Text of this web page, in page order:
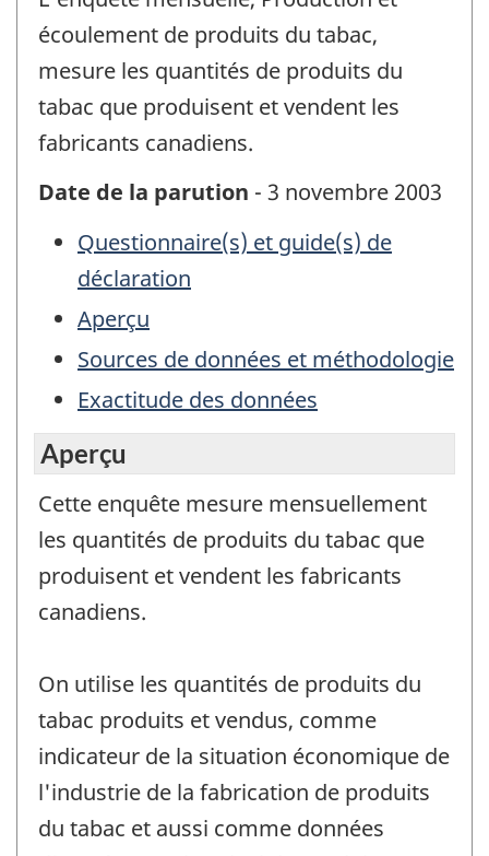
écoulement de produits du tabac,
mesure les quantités de produits du
tabac que produisent et vendent les
fabricants canadiens.
Date de la parution - 3 novembre 2003
Questionnaire(s) et guide(s) de
déclaration
Aperçu
Sources de données et méthodologie
Exactitude des données
Aperçu
Cette enquête mesure mensuellement
les quantités de produits du tabac que
produisent et vendent les fabricants
canadiens.
On utilise les quantités de produits du
tabac produits et vendus, comme
indicateur de la situation économique de
l'industrie de la fabrication de produits
du tabac et aussi comme données